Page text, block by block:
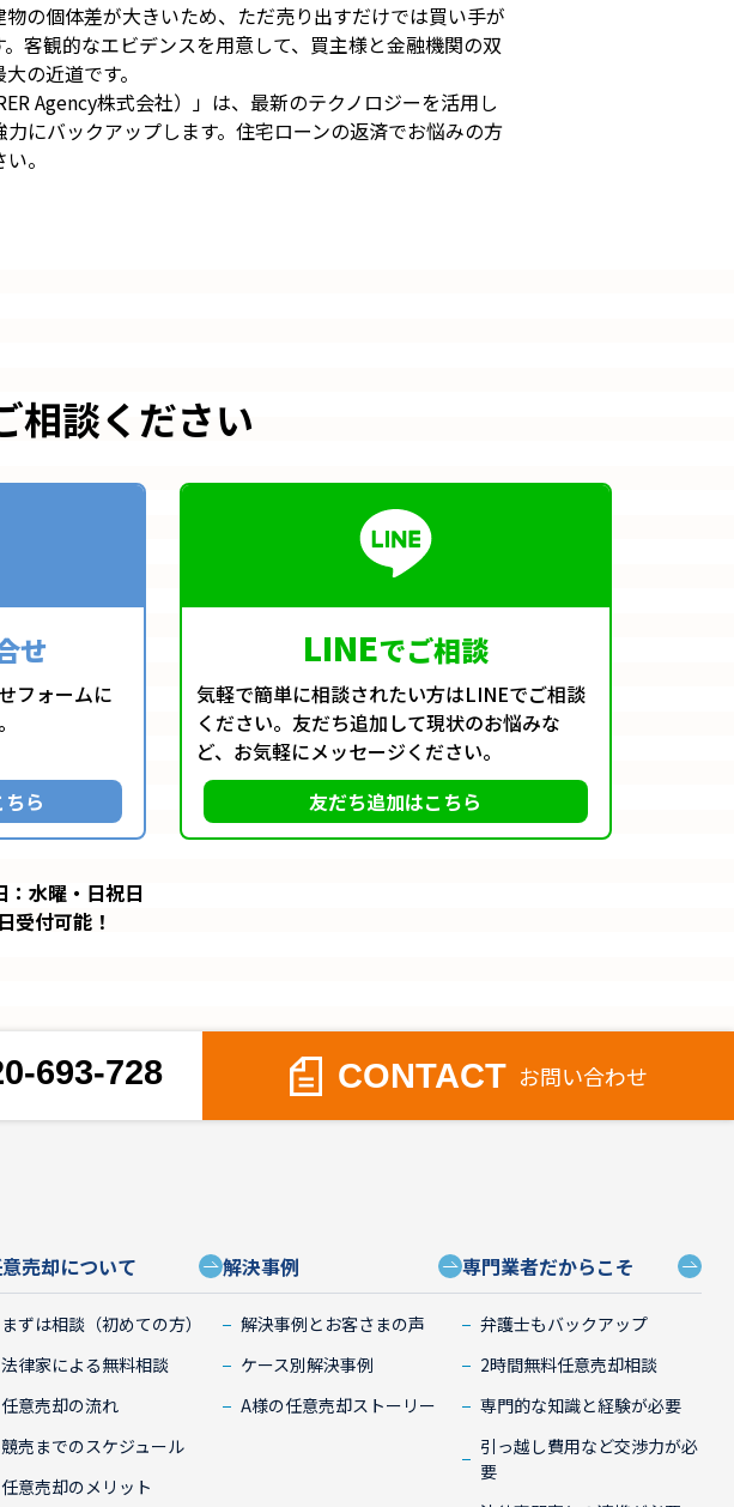
の個体差が大きいため、ただ売り出すだけでは買い手が
客観的なエビデンスを用意して、買主様と金融機関の双
の近道です。
Agency株式会社）」は、最新のテクノロジーを活用し
にバックアップします。住宅ローンの返済でお悩みの方
。
相談ください
せ
フォームに
ら
LINEでご相談
気軽で簡単に相談されたい方はLINEでご相談
ください。友だち追加して現状のお悩みな
ど、お気軽にメッセージください。
友だち追加はこちら
：水曜・日祝日
受付可能！
693-728 CONTACT お問い合わせ
売却について
まずは相談（初めての方）
法律家による無料相談
任意売却の流れ
競売までのスケジュール
任意売却のメリット
解決事例
解決事例とお客さまの声
ケース別解決事例
A様の任意売却ストーリー
専門業者だからこそ
弁護士もバックアップ
2時間無料任意売却相談
専門的な知識と経験が必要
引っ越し費用など交渉力が必
要